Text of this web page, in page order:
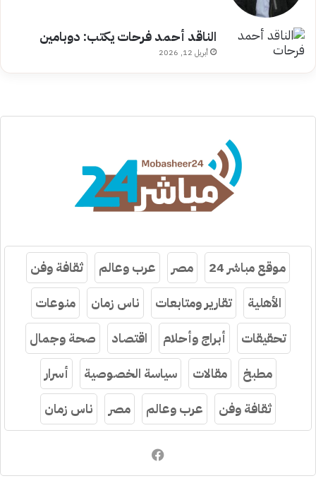
الناقد أحمد فرحات يكتب: دوبامين
أبريل 12, 2026
موقع مباشر 24 مصر عرب وعالم
ثقافة وفن
الأهلية
تقارير ومتابعات ناس زمان
منوعات
تحقيقات
أبراج وأحلام اقتصاد
صحة وجمال
مطبخ
مقالات سياسة الخصوصية
أسرار
ثقافة وفن
عرب وعالم مصر ناس زمان
فيسبوك